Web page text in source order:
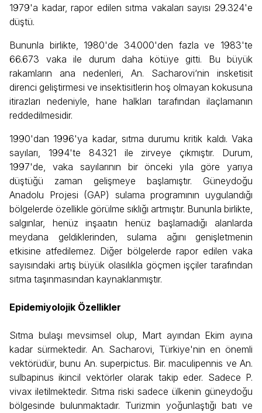
1979'a kadar, rapor edilen sıtma vakaları sayısı 29.324'e
düştü.
Bununla birlikte, 1980'de 34.000'den fazla ve 1983'te
66.673 vaka ile durum daha kötüye gitti. Bu büyük
rakamların ana nedenleri, An. Sacharovi‘nin insketisit
direnci geliştirmesi ve insektisitlerin hoş olmayan kokusuna
itirazları nedeniyle, hane halkları tarafından ilaçlamanın
reddedilmesidir.
1990'dan 1996'ya kadar, sıtma durumu kritik kaldı. Vaka
sayıları, 1994'te 84.321 ile zirveye çıkmıştır. Durum,
1997'de, vaka sayılarının bir önceki yıla göre yarıya
düştüğü zaman gelişmeye başlamıştır. Güneydoğu
Anadolu Projesi (GAP) sulama programının uygulandığı
bölgelerde özellikle görülme sıklığı artmıştır. Bununla birlikte,
salgınlar, henüz inşaatın henüz başlamadığı alanlarda
meydana geldiklerinden, sulama ağını genişletmenin
etkisine atfedilemez. Diğer bölgelerde rapor edilen vaka
sayısındaki artış büyük olasılıkla göçmen işçiler tarafından
sıtma taşınmasından kaynaklanmıştır.
Epidemiyolojik Özellikler
Sıtma bulaşı mevsimsel olup, Mart ayından Ekim ayına
kadar sürmektedir. An. Sacharovi, Türkiye'nin en önemli
vektörüdür, bunu An. superpictus. Bir. maculipennis ve An.
sulbapinus ikincil vektörler olarak takip eder. Sadece P.
vivax iletilmektedir. Sıtma riski sadece ülkenin güneydoğu
bölgesinde bulunmaktadır. Turizmin yoğunlaştığı batı ve